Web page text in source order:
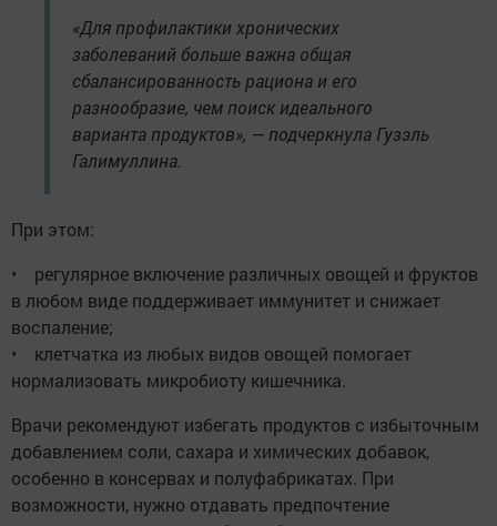
«Для профилактики хронических
заболеваний больше важна общая
сбалансированность рациона и его
разнообразие, чем поиск идеального
варианта продуктов», — подчеркнула Гузэль
Галимуллина.
При этом:
• регулярное включение различных овощей и фруктов
в любом виде поддерживает иммунитет и снижает
воспаление;
• клетчатка из любых видов овощей помогает
нормализовать микробиоту кишечника.
Врачи рекомендуют избегать продуктов с избыточным
добавлением соли, сахара и химических добавок,
особенно в консервах и полуфабрикатах. При
возможности, нужно отдавать предпочтение